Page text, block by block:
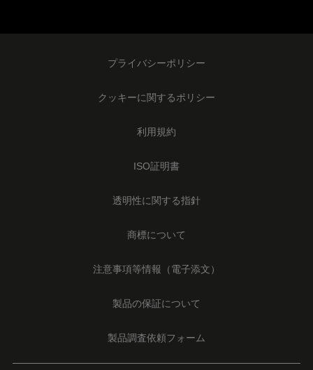
プライバシーポリシー
クッキーに関するポリシー
利用規約
ISO証明書
透明性に関する指針
商標について
注意事項等情報（電子添文）
製品の保証について
製品調査依頼フォーム